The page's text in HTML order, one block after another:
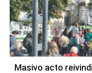
Masivo acto